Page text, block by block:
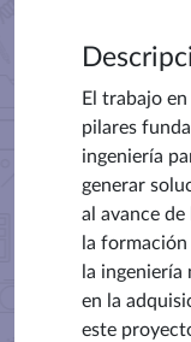
El trabajo
pilares
ingeniería
generar
al avance de
la
la ingeniería
en la
este